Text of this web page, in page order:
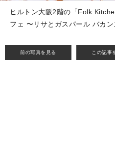
前の写真を見る この記事
ヒルトン大阪2階の「Folk
フェ 〜リサとガスパール バカ